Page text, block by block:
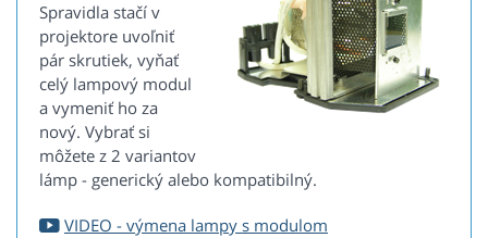
Spravidla stačí v
projektore uvoľniť
pár skrutiek, vyňať
celý lampový modul
a vymeniť ho za
nový. Vybrať si
môžete z 2 variantov
lámp - generický alebo kompatibilný.
VIDEO - výmena lampy s modulom